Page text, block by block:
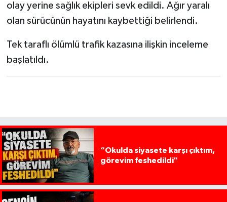
olay yerine sağlık ekipleri sevk edildi. Ağır yaralı
olan sürücünün hayatını kaybettiği belirlendi.
Tek taraflı ölümlü trafik kazasına ilişkin inceleme
başlatıldı.
“Okulda siyasete karşı çıktım,
görevim feshedildi"